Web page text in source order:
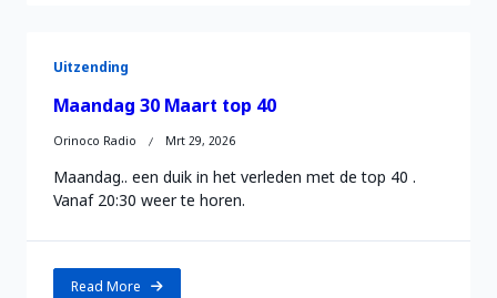
Uitzending
Maandag 30 Maart top 40
Orinoco Radio Mrt 29, 2026
Maandag.. een duik in het verleden met de top 40 .
Vanaf 20:30 weer te horen.
Read More